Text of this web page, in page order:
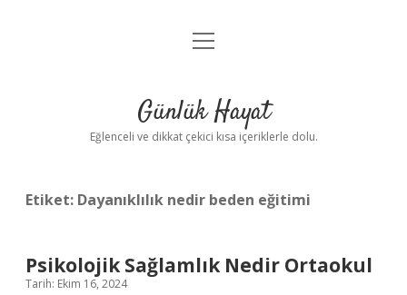
Anasayfa
Yasal Uyarı
menüyü
Günlük Hayat
Eğlenceli ve dikkat çekici kısa içeriklerle dolu.
Etiket: Dayanıklılık nedir beden eğitimi
Psikolojik Sağlamlık Nedir Ortaokul
Tarih: Ekim 16, 2024